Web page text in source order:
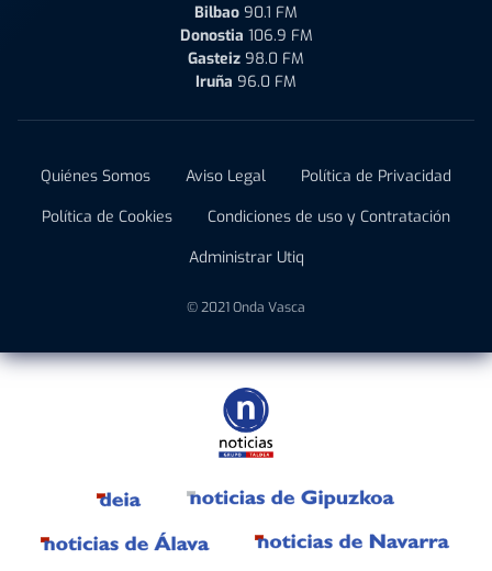
Bilbao 90.1 FM
Donostia 106.9 FM
Gasteiz 98.0 FM
Iruña 96.0 FM
Quiénes Somos Aviso Legal
Política de Privacidad
Política de Cookies
Condiciones de uso y Contratación
Administrar Utiq
© 2021 Onda Vasca